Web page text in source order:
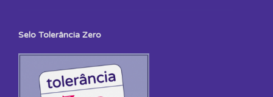
Selo Tolerância Zero